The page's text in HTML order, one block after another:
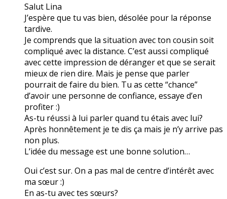
Salut Lina
J’espère que tu vas bien, désolée pour la réponse
tardive.
Je comprends que la situation avec ton cousin soit
compliqué avec la distance. C’est aussi compliqué
avec cette impression de déranger et que se serait
mieux de rien dire. Mais je pense que parler
pourrait de faire du bien. Tu as cette “chance”
d’avoir une personne de confiance, essaye d’en
profiter :)
As-tu réussi à lui parler quand tu étais avec lui?
Après honnêtement je te dis ça mais je n’y arrive pas
non plus.
L’idée du message est une bonne solution…
Oui c’est sur. On a pas mal de centre d’intérêt avec
ma sœur :)
En as-tu avec tes sœurs?